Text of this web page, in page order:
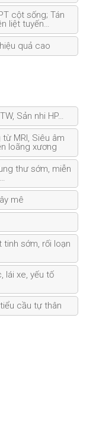
cột sống; Tán
liệt tuyến…
quả cao
Sản nhi HP…
MRI, Siêu âm
loãng xương
thư sớm, miễn
mê
tinh sớm, rối loạn
lái xe, yếu tố
cầu tự thân